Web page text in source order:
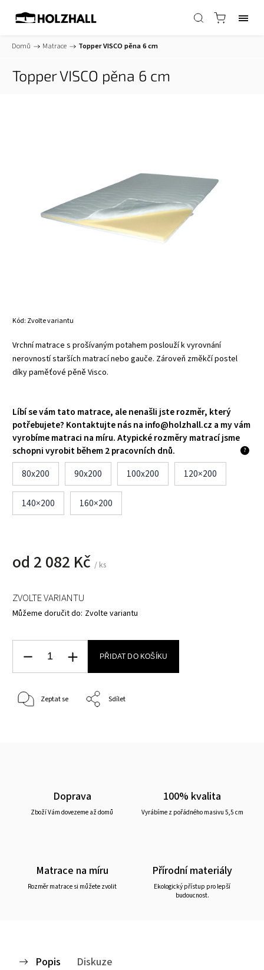
Domů / Matrace / Topper VISCO pěna 6 cm
Topper VISCO pěna 6 cm
Kód: Zvolte variantu
Vrchní matrace s prošívaným potahem poslouží k vyrovnání
nerovností starších matrací nebo gauče. Zároveň změkčí postel
díky paměťové pěně Visco.
Líbí se vám tato matrace, ale nenašli jste rozměr, který
potřebujete? Kontaktujte nás na info@holzhall.cz a my vám
vyrobíme matraci na míru. Atypické rozměry matrací jsme
schopni vyrobit během 2 pracovních dnů.
?
80x200 90x200 100x200 120×200
140×200 160×200
od 2 082 Kč / ks
ZVOLTE VARIANTU
Můžeme doručit do: Zvolte variantu
PŘIDAT DO KOŠÍKU
Zeptat se Sdílet
Doprava
Zboží Vám dovezeme až domů
100% kvalita
Vyrábíme z pořádného masivu 5,5 cm
Matrace na míru
Rozměr matrace si můžete zvolit
Přírodní materiály
Ekologický přístup pro lepší
budoucnost.
Popis Diskuze